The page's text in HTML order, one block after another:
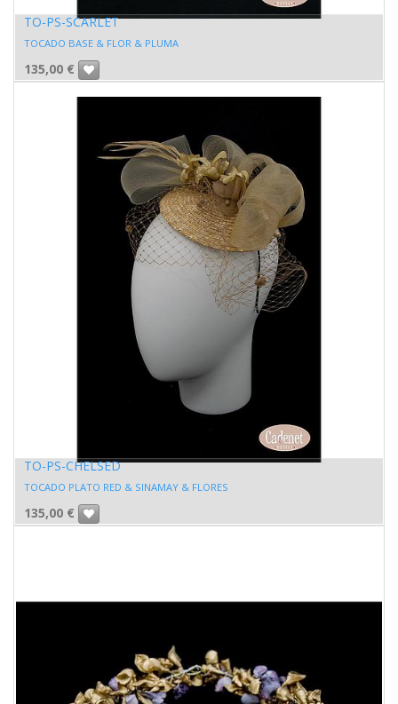
TO-PS-SCARLET
TOCADO BASE & FLOR & PLUMA
135,00 €
TO-PS-CHELSED
TOCADO PLATO RED & SINAMAY & FLORES
135,00 €